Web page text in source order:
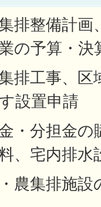
排整備計画
の予算・決
排工事、区
設置申請
・分担金の
、宅内排水
農集排施設